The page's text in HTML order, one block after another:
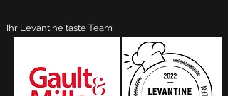
Ihr Levantine taste Team